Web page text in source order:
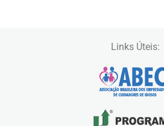
Links Úteis: